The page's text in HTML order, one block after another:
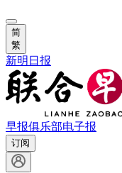
简
繁
新明日报
早报俱乐部电子报
订阅